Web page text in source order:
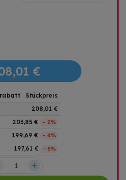
€
Stückpreis
208,01 €
203,85 € - 2%
199,69 € - 4%
197,61 € - 5%
+